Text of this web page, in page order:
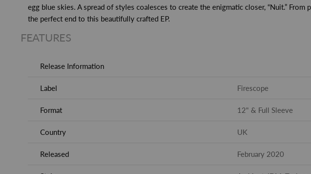
egg blue skies. A spread of styles coalesces to create the enigmatic closer, “Nuit.”
the perfect end to this beautifully crafted EP.
FEATURES
Release Information
Label Firescope
Format 12" & Full Sleeve
Country UK
Released February 2020